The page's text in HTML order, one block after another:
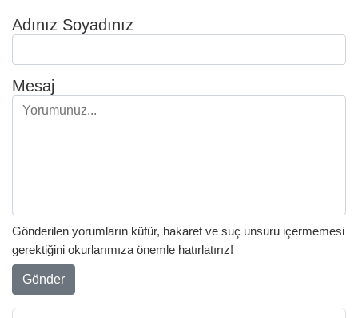
Adınız Soyadınız
Mesaj
Gönderilen yorumların küfür, hakaret ve suç unsuru içermemesi
gerektiğini okurlarımıza önemle hatırlatırız!
Gönder